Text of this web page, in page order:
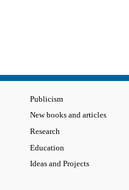
Publicism
New books and articles
Research
Education
Ideas and Projects